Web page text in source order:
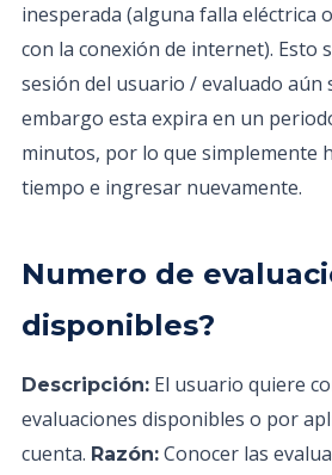
inesperada (alguna falla eléctrica
con la conexión de internet). Esto
sesión del usuario / evaluado aún
embargo esta expira en un
minutos, por lo que simplemente
tiempo e ingresar nuevamente.
Numero de
disponibles?
Descripción: El usuario quiere
evaluaciones disponibles o por
cuenta. Razón: Conocer las